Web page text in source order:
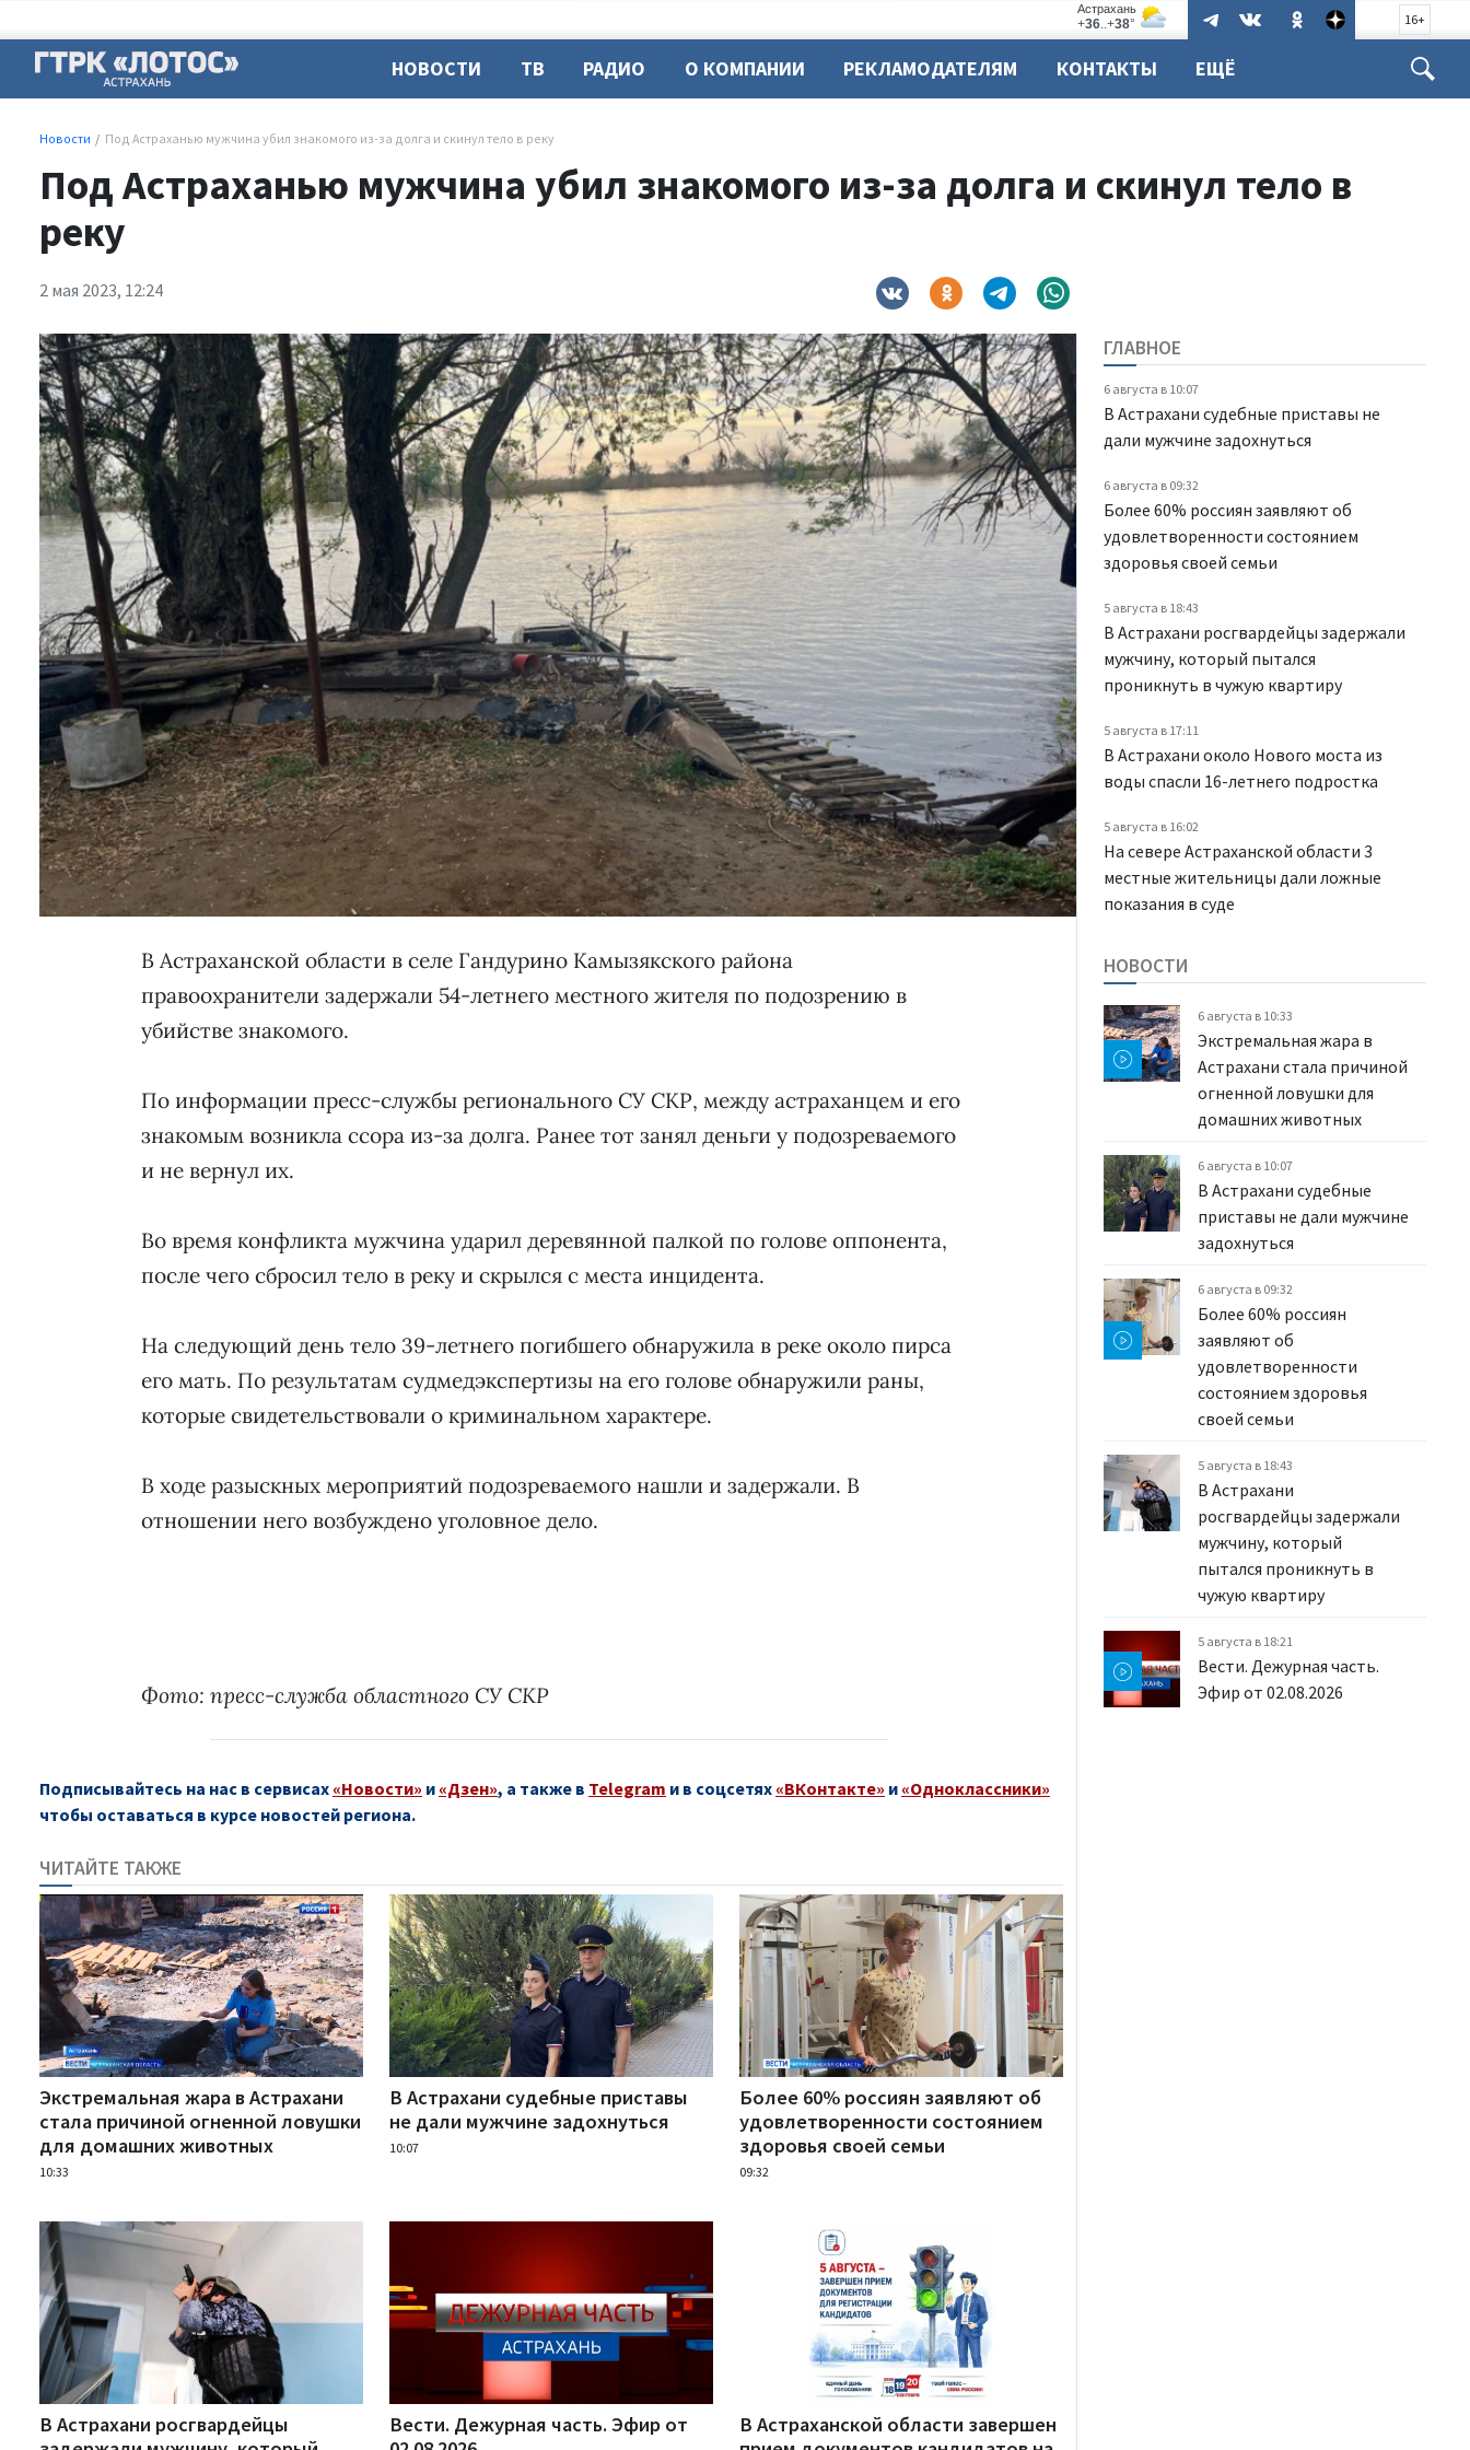
16+
НОВОСТИ ТВ РАДИО О КОМПАНИИ РЕКЛАМОДАТЕЛЯМ КОНТАКТЫ ЕЩЁ
Новости Под Астраханью мужчина убил знакомого из-за долга и скинул тело в реку
Под Астраханью мужчина убил знакомого из-за долга и скинул тело в
реку
2 мая 2023, 12:24
ГЛАВНОЕ
6 августа в 10:07
В Астрахани судебные приставы не
дали мужчине задохнуться
6 августа в 09:32
Более 60% россиян заявляют об
удовлетворенности состоянием
здоровья своей семьи
5 августа в 18:43
В Астрахани росгвардейцы задержали
мужчину, который пытался
проникнуть в чужую квартиру
5 августа в 17:11
В Астрахани около Нового моста из
воды спасли 16-летнего подростка
5 августа в 16:02
На севере Астраханской области 3
местные жительницы дали ложные
показания в суде
В Астраханской области в селе Гандурино Камызякского района
правоохранители задержали 54-летнего местного жителя по подозрению в
убийстве знакомого.
По информации пресс-службы регионального СУ СКР, между астраханцем и его
знакомым возникла ссора из-за долга. Ранее тот занял деньги у подозреваемого
и не вернул их.
Во время конфликта мужчина ударил деревянной палкой по голове оппонента,
после чего сбросил тело в реку и скрылся с места инцидента.
На следующий день тело 39-летнего погибшего обнаружила в реке около пирса
его мать. По результатам судмедэкспертизы на его голове обнаружили раны,
которые свидетельствовали о криминальном характере.
В ходе разыскных мероприятий подозреваемого нашли и задержали. В
отношении него возбуждено уголовное дело.
Фото: пресс-служба областного СУ СКР
Подписывайтесь на нас в сервисах «Новости» и «Дзен», а также в Telegram и в соцсетях «ВКонтакте» и «Одноклассники»
чтобы оставаться в курсе новостей региона.
ЧИТАЙТЕ ТАКЖЕ
Экстремальная жара в Астрахани
стала причиной огненной ловушки
для домашних животных
10:33
В Астрахани судебные приставы
не дали мужчине задохнуться
10:07
Более 60% россиян заявляют об
удовлетворенности состоянием
здоровья своей семьи
09:32
В Астрахани росгвардейцы
Вести. Дежурная часть. Эфир от
В Астраханской области завершен
НОВОСТИ
6 августа в 10:33
Экстремальная жара в
Астрахани стала причиной
огненной ловушки для
домашних животных
6 августа в 10:07
В Астрахани судебные
приставы не дали мужчине
задохнуться
6 августа в 09:32
Более 60% россиян
заявляют об
удовлетворенности
состоянием здоровья
своей семьи
5 августа в 18:43
В Астрахани
росгвардейцы задержали
мужчину, который
пытался проникнуть в
чужую квартиру
5 августа в 18:21
Вести. Дежурная часть.
Эфир от 02.08.2026